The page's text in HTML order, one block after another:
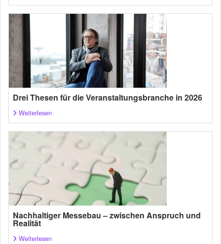
Drei Thesen für die Veranstaltungsbranche in 2026
Weiterlesen
Nachhaltiger Messebau – zwischen Anspruch und
Realität
Weiterlesen